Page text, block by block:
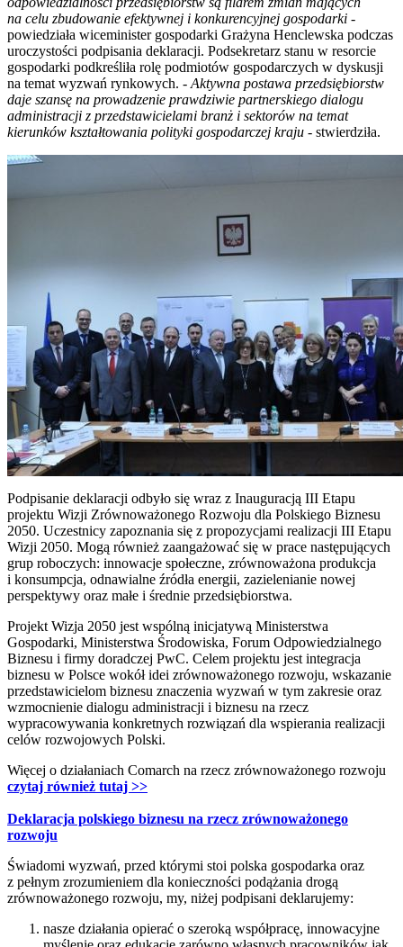
na celu zbudowanie efektywnej i konkurencyjnej gospodarki -
powiedziała wiceminister gospodarki Grażyna Henclewska podczas
uroczystości podpisania deklaracji. Podsekretarz stanu w resorcie
gospodarki podkreśliła rolę podmiotów gospodarczych w dyskusji
na temat wyzwań rynkowych. - Aktywna postawa przedsiębiorstw
daje szansę na prowadzenie prawdziwie partnerskiego dialogu
administracji z przedstawicielami branż i sektorów na temat
kierunków kształtowania polityki gospodarczej kraju - stwierdziła.
Podpisanie deklaracji odbyło się wraz z Inauguracją III Etapu
projektu Wizji Zrównoważonego Rozwoju dla Polskiego Biznesu
2050. Uczestnicy zapoznania się z propozycjami realizacji III Etapu
Wizji 2050. Mogą również zaangażować się w prace następujących
grup roboczych: innowacje społeczne, zrównoważona produkcja
i konsumpcja, odnawialne źródła energii, zazielenianie nowej
perspektywy oraz małe i średnie przedsiębiorstwa.
Projekt Wizja 2050 jest wspólną inicjatywą Ministerstwa
Gospodarki, Ministerstwa Środowiska, Forum Odpowiedzialnego
Biznesu i firmy doradczej PwC. Celem projektu jest integracja
biznesu w Polsce wokół idei zrównoważonego rozwoju, wskazanie
przedstawicielom biznesu znaczenia wyzwań w tym zakresie oraz
wzmocnienie dialogu administracji i biznesu na rzecz
wypracowywania konkretnych rozwiązań dla wspierania realizacji
celów rozwojowych Polski.
Więcej o działaniach Comarch na rzecz zrównoważonego rozwoju
czytaj również tutaj >>
Deklaracja polskiego biznesu na rzecz zrównoważonego
rozwoju
Świadomi wyzwań, przed którymi stoi polska gospodarka oraz
z pełnym zrozumieniem dla konieczności podążania drogą
zrównoważonego rozwoju, my, niżej podpisani deklarujemy:
nasze działania opierać o szeroką współpracę, innowacyjne